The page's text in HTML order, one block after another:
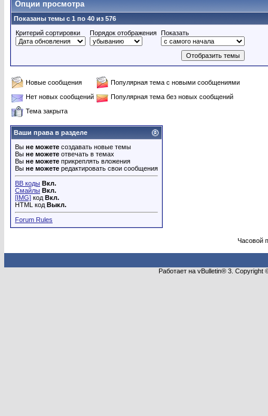
Опции просмотра
Показаны темы с 1 по 40 из 576
Критерий сортировки
Порядок отображения Показать
Новые сообщения
Популярная тема с новыми сообщениями
Нет новых сообщений
Популярная тема без новых сообщений
Тема закрыта
Ваши права в разделе
Вы не можете создавать новые темы
Вы не можете отвечать в темах
Вы не можете прикреплять вложения
Вы не можете редактировать свои сообщения
BB коды Вкл.
Смайлы Вкл.
[IMG] код Вкл.
HTML код Выкл.
Forum Rules
Часовой
Работает на vBulletin® 3.